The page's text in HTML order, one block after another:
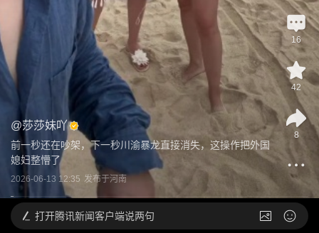
@莎莎妹吖
前一秒还在吵架，下一秒川渝暴龙直接消失，这操作把外国
媳妇整懵了
2026-06-13 12:35 发布于河南
16
42
8
打开腾讯新闻客户端说两句